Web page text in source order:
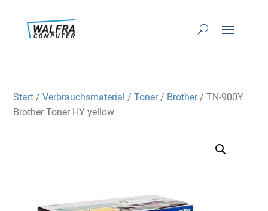
Start /Verbrauchsmaterial /Toner/ Brother/ TN-900Y
Brother Toner HY yellow